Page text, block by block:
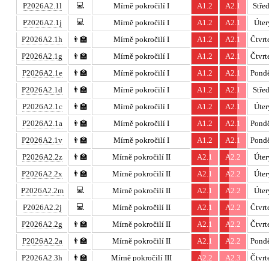
P2026A2.1l
💻 Mírně pokročilí I A1.2 A2.1
P2026A2.1j
💻 Mírně pokročilí I A1.2 A2.1
P2026A2.1h
👨‍🏫 Mírně pokročilí I A1.2 A2.1
P2026A2.1g
👨‍🏫 Mírně pokročilí I A1.2 A2.1
P2026A2.1e
👨‍🏫 Mírně pokročilí I A1.2 A2.1
P2026A2.1d
👨‍🏫 Mírně pokročilí I A1.2 A2.1
P2026A2.1c
👨‍🏫 Mírně pokročilí I A1.2 A2.1
P2026A2.1a
👨‍🏫 Mírně pokročilí I A1.2 A2.1
P2026A2.1v
👨‍🏫 Mírně pokročilí I A1.2 A2.1
P2026A2.2z
👨‍🏫 Mírně pokročilí II A2.1 A2.2
P2026A2.2x
👨‍🏫 Mírně pokročilí II A2.1 A2.2
P2026A2.2m
💻 Mírně pokročilí II A2.1 A2.2
P2026A2.2j
💻 Mírně pokročilí II A2.1 A2.2
P2026A2.2g
👨‍🏫 Mírně pokročilí II A2.1 A2.2
P2026A2.2a
👨‍🏫 Mírně pokročilí II A2.1 A2.2
P2026A2.3h
👨‍🏫 Mírně pokročilí III A2.2 A2.3